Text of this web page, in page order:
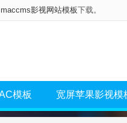
maccms影视网站模板下载。
模板 宽屏苹果影视模